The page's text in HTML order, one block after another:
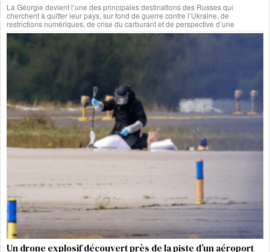
La Géorgie devient l’une des principales destinations des Russes qui
cherchent à quitter leur pays, sur fond de guerre contre l’Ukraine, de
restrictions numériques, de crise du carburant et de perspective d’une
Un drone explosif découvert près de la piste d’un aéroport